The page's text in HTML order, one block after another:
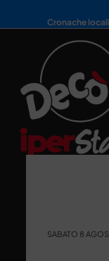
Cronache locali
SABATO 8